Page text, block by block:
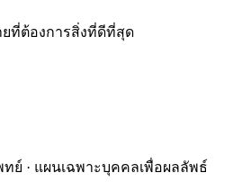
ที่ต้องการสิ่งที่ดีที่สุด
ย์ · แผนเฉพาะบุคคลเพื่อผลลัพธ์